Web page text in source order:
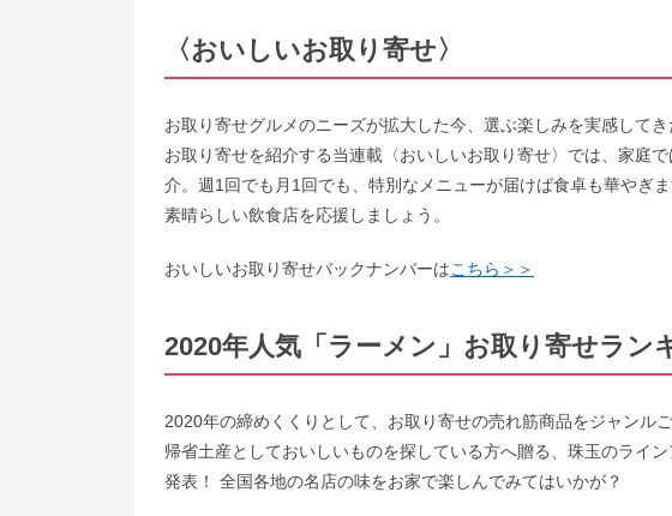
〈おいしいお取り寄せ〉
お取り寄せグルメのニーズが拡大した今、選ぶ楽しみを実感して
お取り寄せを紹介する当連載〈おいしいお取り寄せ〉では、家庭
介。週1回でも月1回でも、特別なメニューが届けば食卓も華やぎ
素晴らしい飲食店を応援しましょう。
おいしいお取り寄せバックナンバーはこちら＞＞
2020年人気「ラーメン」お取り寄せラン
2020年の締めくくりとして、お取り寄せの売れ筋商品をジャンル
帰省土産としておいしいものを探している方へ贈る、珠玉のライ
発表！ 全国各地の名店の味をお家で楽しんでみてはいかが？